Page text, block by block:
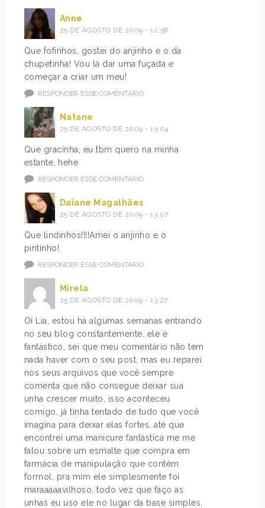
Anne
25 DE AGOSTO DE 2009 - 12:58
Que fofinhos, gostei do anjinho e o da
chupetinha! Vou lá dar uma fuçada e
começar a criar um meu!
RESPONDER ESSE COMENTÁRIO
Natane
25 DE AGOSTO DE 2009 - 13:04
Que gracinha, eu tbm quero na minha
estante, hehe
RESPONDER ESSE COMENTÁRIO
Daiane Magalhães
25 DE AGOSTO DE 2009 - 13:07
Que lindinhos!!!!Amei o anjinho e o
pintinho!
RESPONDER ESSE COMENTÁRIO
Mirela
25 DE AGOSTO DE 2009 - 13:27
Oi Lia, estou há algumas semanas entrando
no seu blog constantemente, ele é
fantástico, sei que meu comentário não tem
nada haver com o seu post, mas eu reparei
nos seus arquivos que você sempre
comenta que não consegue deixar sua
unha crescer muito, isso aconteceu
comigo, já tinha tentado de tudo que você
imagina para deixar elas fortes, até que
encontrei uma manicure fantástica me me
falou sobre um esmalte que compra em
farmácia de manipulação que contém
formol, pra mim ele simplesmente foi
maraaaaavilhoso, todo vez que faço as
unhas eu uso ele no lugar da base simples,